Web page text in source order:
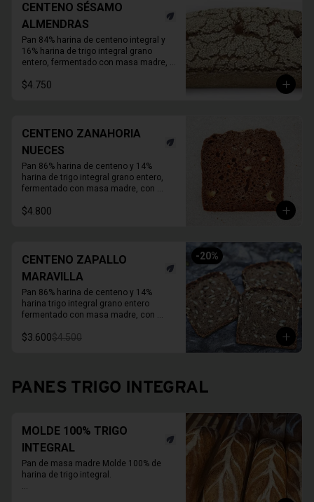
CENTENO SÉSAMO
ALMENDRAS
Pan 84% harina de centeno integral y
16% harina de trigo integral grano
entero, fermentado con masa madre,
activadas.
15 a 20 días.
$4.750
CENTENO ZANAHORIA
NUECES
Pan 86% harina de centeno y 14%
harina de trigo integral grano entero,
fermentado con masa madre, con
un toque de melaza.
$4.800
-20%
CENTENO ZAPALLO
MARAVILLA
Pan 86% harina de centeno y 14%
harina trigo integral grano entero
fermentado con masa madre, con
Molde de 1 KG.
En primavera verano REFRIGERAR
INMEDIATAMENTE.
$3.600$4.500
PANES TRIGO INTEGRAL
MOLDE 100% TRIGO
INTEGRAL
Pan de masa madre Molde 100% de
harina de trigo integral.